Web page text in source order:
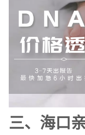
三、海口